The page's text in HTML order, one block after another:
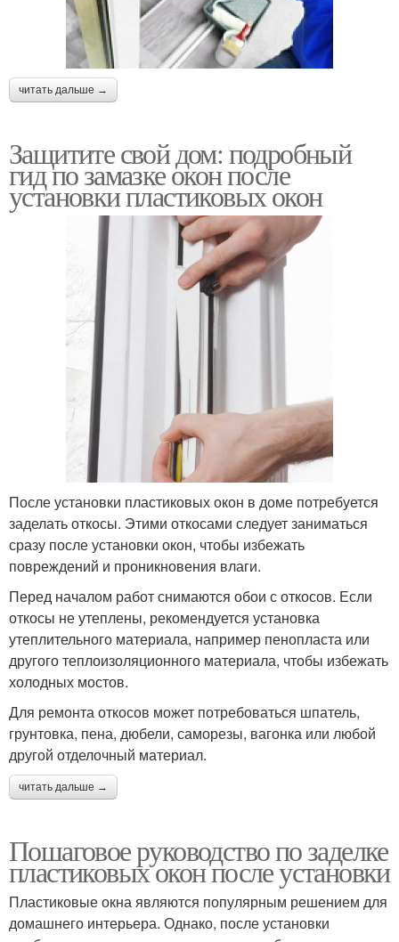
читать дальше →
Защитите свой дом: подробный
гид по замазке окон после
установки пластиковых окон
После установки пластиковых окон в доме потребуется
заделать откосы. Этими откосами следует заниматься
сразу после установки окон, чтобы избежать
повреждений и проникновения влаги.
Перед началом работ снимаются обои с откосов. Если
откосы не утеплены, рекомендуется установка
утеплительного материала, например пенопласта или
другого теплоизоляционного материала, чтобы избежать
холодных мостов.
Для ремонта откосов может потребоваться шпатель,
грунтовка, пена, дюбели, саморезы, вагонка или любой
другой отделочный материал.
читать дальше →
Пошаговое руководство по заделке
пластиковых окон после установки
Пластиковые окна являются популярным решением для
домашнего интерьера. Однако, после установки